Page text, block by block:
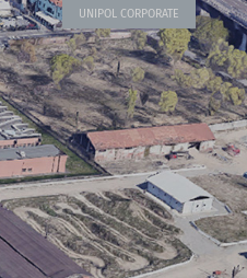
UNIPOL CORPORATE